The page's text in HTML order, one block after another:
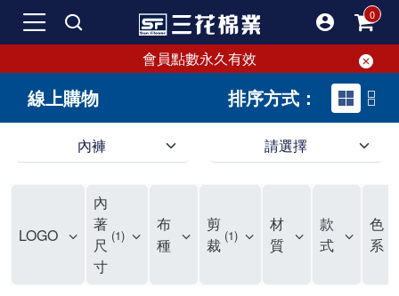
會員點數永久有效
線上購物 排序方式：
內褲 請選擇
LOGO
內
著
尺
寸
1
布
種
剪
裁 1
材
質
款
式
色
系